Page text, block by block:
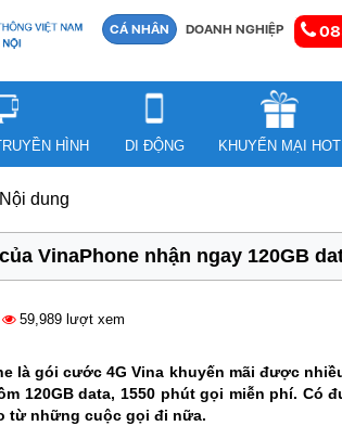
CÁ NHÂN DOANH NGHIỆP
HÌNH DI ĐỘNG KHUYẾN MẠI HOT
Nội dung
VinaPhone nhận ngay 120GB
59,989 lượt xem
là gói cước 4G Vina khuyến mãi được
120GB data, 1550 phút gọi miễn phí.
từ những cuộc gọi đi nữa.